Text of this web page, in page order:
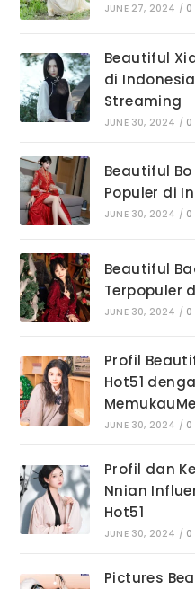
JUNE 27, 2024 / 0
Beautiful
di
Streaming
JUNE 30, 2024 / 0
Beautiful
Populer di
JUNE 30, 2024 / 0
Beautiful
Terpopuler
JUNE 30, 2024 / 0
Profil
Hot51
JUNE 30, 2024 / 0
Profil dan
Nnian
Hot51
JUNE 30, 2024 / 0
Pictures